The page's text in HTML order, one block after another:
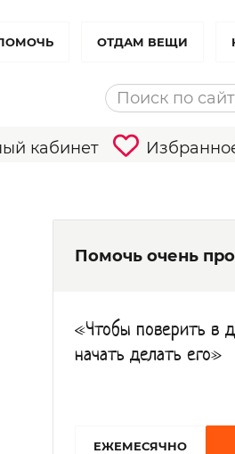
ОТДАМ ВЕЩИ
кабинет
Помочь очень
«Чтобы поверить в
начать делать его»
EЖЕМЕСЯЧНО